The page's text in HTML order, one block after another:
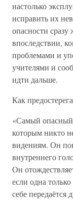
настолько
исправить их
опасности
впоследствии,
проблемами и
учителями и
идти дальше.
Как
«Самый опасный
которым никто
видениям. Он
внутреннего
Он
если одна
себе передаётся